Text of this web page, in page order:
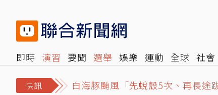
即時 演習 要聞 選舉 娛樂 運動 全球 社會
快訊 白海豚颱風「先蛻殼5次、再長途